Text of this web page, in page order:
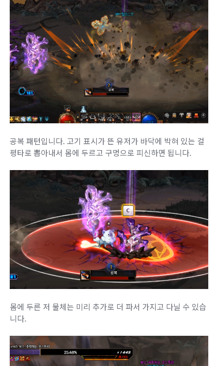
공복 패턴입니다. 고기 표시가 뜬 유저가 바닥에 박혀 있는 걸
평타로 뽑아내서 몸에 두르고 구멍으로 피신하면 됩니다.
몸에 두른 저 물체는 미리 추가로 더 파서 가지고 다닐 수 있습
니다.